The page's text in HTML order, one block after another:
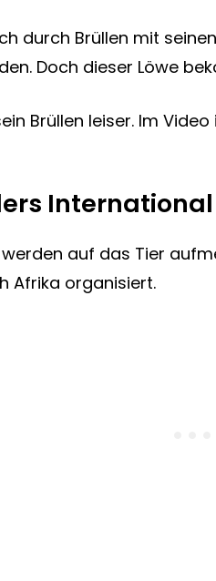
durch Brüllen mit
Doch dieser Löwe
Brüllen leiser. Im
werden auf das Tier
Afrika organisiert.